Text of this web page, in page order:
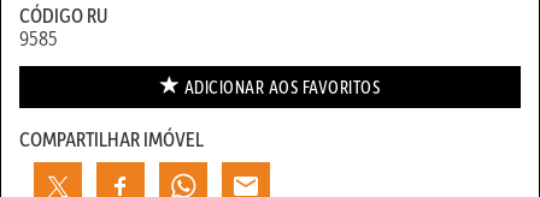
CÓDIGO RU
9585
ADICIONAR AOS FAVORITOS
COMPARTILHAR IMÓVEL